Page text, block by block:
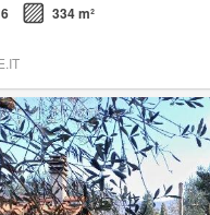
6
334 m²